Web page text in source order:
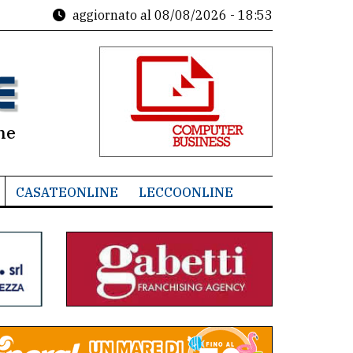
aggiornato al 08/08/2026 - 18:53
CASATEONLINE LECCOONLINE